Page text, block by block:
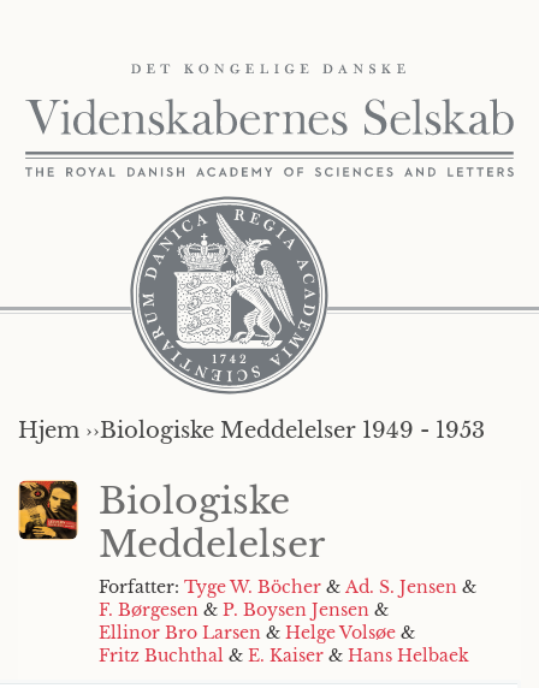
Hjem ››Biologiske Meddelelser 1949 - 1953
Biologiske
Meddelelser
Forfatter: Tyge W. Böcher & Ad. S. Jensen &
F. Børgesen & P. Boysen Jensen &
Ellinor Bro Larsen & Helge Volsøe &
Fritz Buchthal & E. Kaiser & Hans Helbaek